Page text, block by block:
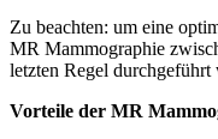
Zu beachten: um eine
MR Mammographie
letzten Regel durchgeführt
Vorteile der MR